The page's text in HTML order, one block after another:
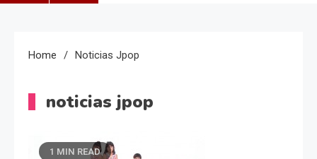
Home Noticias Jpop
noticias jpop
1 MIN READ